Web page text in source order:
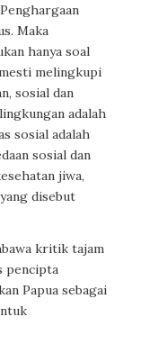
Maka
hanya soal
melingkupi
sosial dan
adalah
sosial adalah
sosial dan
jiwa,
disebut
kritik tajam
pencipta
Papua sebagai